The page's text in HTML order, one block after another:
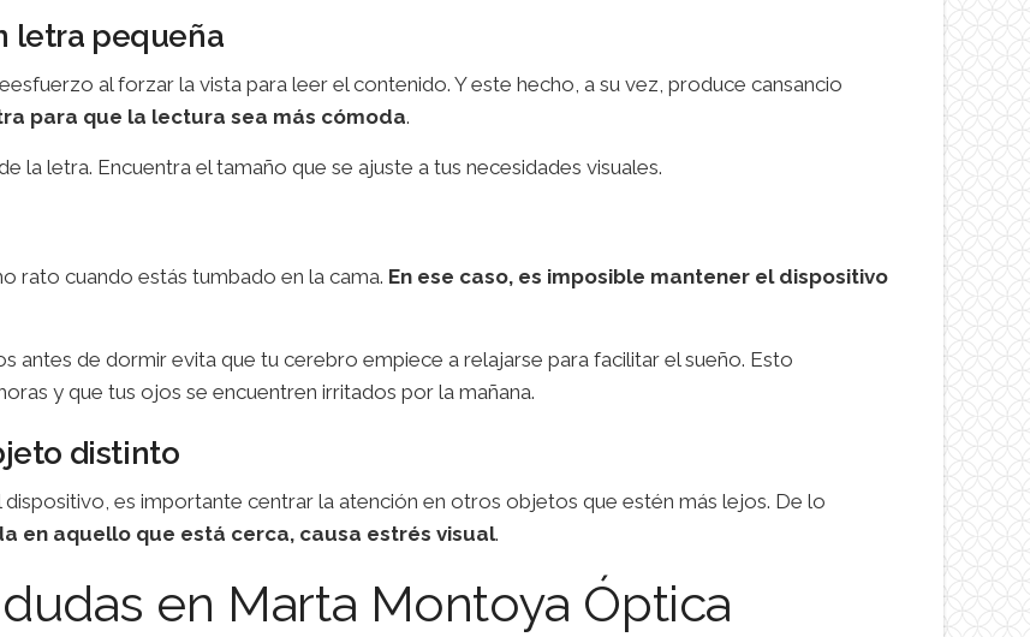
letra pequeña
al forzar la vista para leer el contenido. Y este hecho, a su vez, produce cansancio
para que la lectura sea más cómoda.
la letra. Encuentra el tamaño que se ajuste a tus necesidades visuales.
rato cuando estás tumbado en la cama. En ese caso, es imposible mantener el dispositivo
antes de dormir evita que tu cerebro empiece a relajarse para facilitar el sueño. Esto
y que tus ojos se encuentren irritados por la mañana.
distinto
dispositivo, es importante centrar la atención en otros objetos que estén más lejos. De lo
en aquello que está cerca, causa estrés visual.
en Marta Montoya Óptica